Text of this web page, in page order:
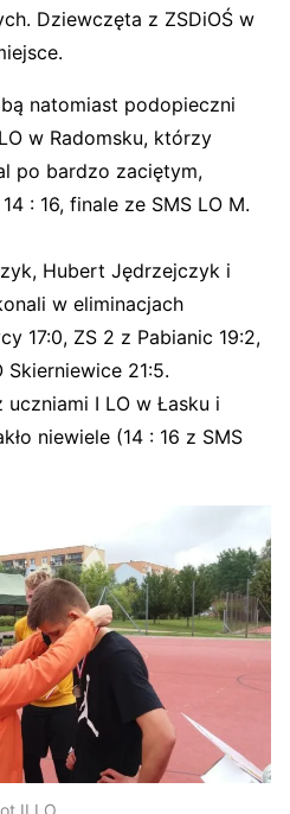
Dziewczęta z ZSDiOŚ w
natomiast podopieczni
w Radomsku, którzy
po bardzo zaciętym,
: 16, finale ze SMS LO M.
Hubert Jędrzejczyk i
w eliminacjach
17:0, ZS 2 z Pabianic 19:2,
Skierniewice 21:5.
I LO w Łasku i
niewiele (14 : 16 z SMS